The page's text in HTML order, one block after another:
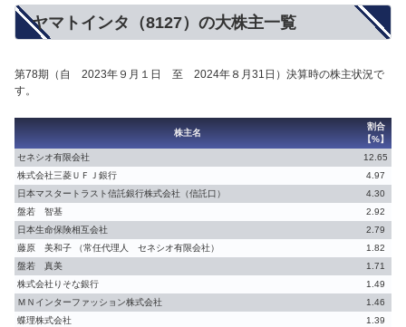
ヤマトインタ（8127）の大株主一覧
第78期（自 2023年９月１日 至 2024年８月31日）決算時の株主状況で
す。
株主名
割合
【%】
セネシオ有限会社
12.65
株式会社三菱ＵＦＪ銀行
4.97
日本マスタートラスト信託銀行株式会社（信託口）
4.30
盤若 智基
2.92
日本生命保険相互会社
2.79
藤原 美和子 （常任代理人 セネシオ有限会社）
1.82
盤若 真美
1.71
株式会社りそな銀行
1.49
ＭＮインターファッション株式会社
1.46
蝶理株式会社
1.39